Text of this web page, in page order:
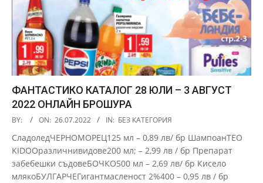
ФАНТАСТИКО КАТАЛОГ 28 ЮЛИ – 3 АВГУСТ
2022 ОНЛАЙН БРОШУРА
2022-
26
BY: ON: 26.07.2022 IN: БЕЗ КАТЕГОРИЯ
СладоледЧЕРНОМОРЕЦ125 мл – 0,89 лв/ бр ШампоанTEO
KIDOOразличнивидове200 мл; – 2,99 лв / бр Препарат
забебешки съдовеБОЧКО500 мл – 2,69 лв/ бр Кисело
млякоБУЛГАРЧЕГигантмасленост 2%400 – 0,95 лв / бр